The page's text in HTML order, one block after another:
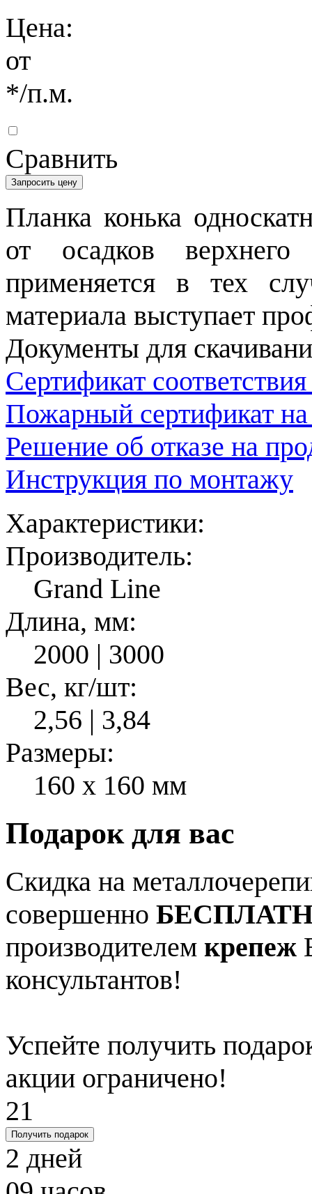
Цена:
от
*/п.м.
Сравнить
Запросить цену
Планка конька
от осадков
применяется в тех
материала выступает
Документы для
Сертификат
Пожарный сертификат
Решение об отказе на
Инструкция по монтажу
Характеристики:
Производитель:
Grand Line
Длина, мм:
2000 | 3000
Вес, кг/шт:
2,56 | 3,84
Размеры:
160 x 160 мм
Подарок для вас
Скидка на
совершенно
производителем крепеж
консультантов!
Успейте получить
акции ограничено!
21
Получить подарок
2 дней